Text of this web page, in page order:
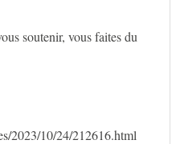
soutenir, vous faites du
2023/10/24/212616.html